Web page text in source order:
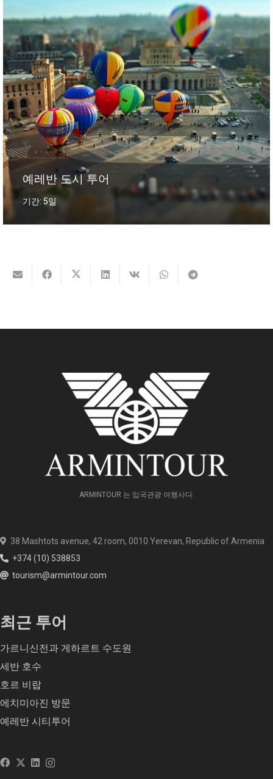
예레반 도시 투어
기간: 5일
ARMINTOUR 는 입국관광 여행사다.
38 Mashtots avenue, 42 room, 0010 Yerevan, Republic of Armenia
+374 (10) 538853
tourism@armintour.com
최근 투어
가르니신전과 게하르트 수도원
세반 호수
호르 비랍
에치미아진 방문
예레반 시티투어